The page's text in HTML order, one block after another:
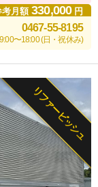
考月額330,000円
0467-55-8195
9:00〜18:00 (日・祝休み)
リファービッシュ